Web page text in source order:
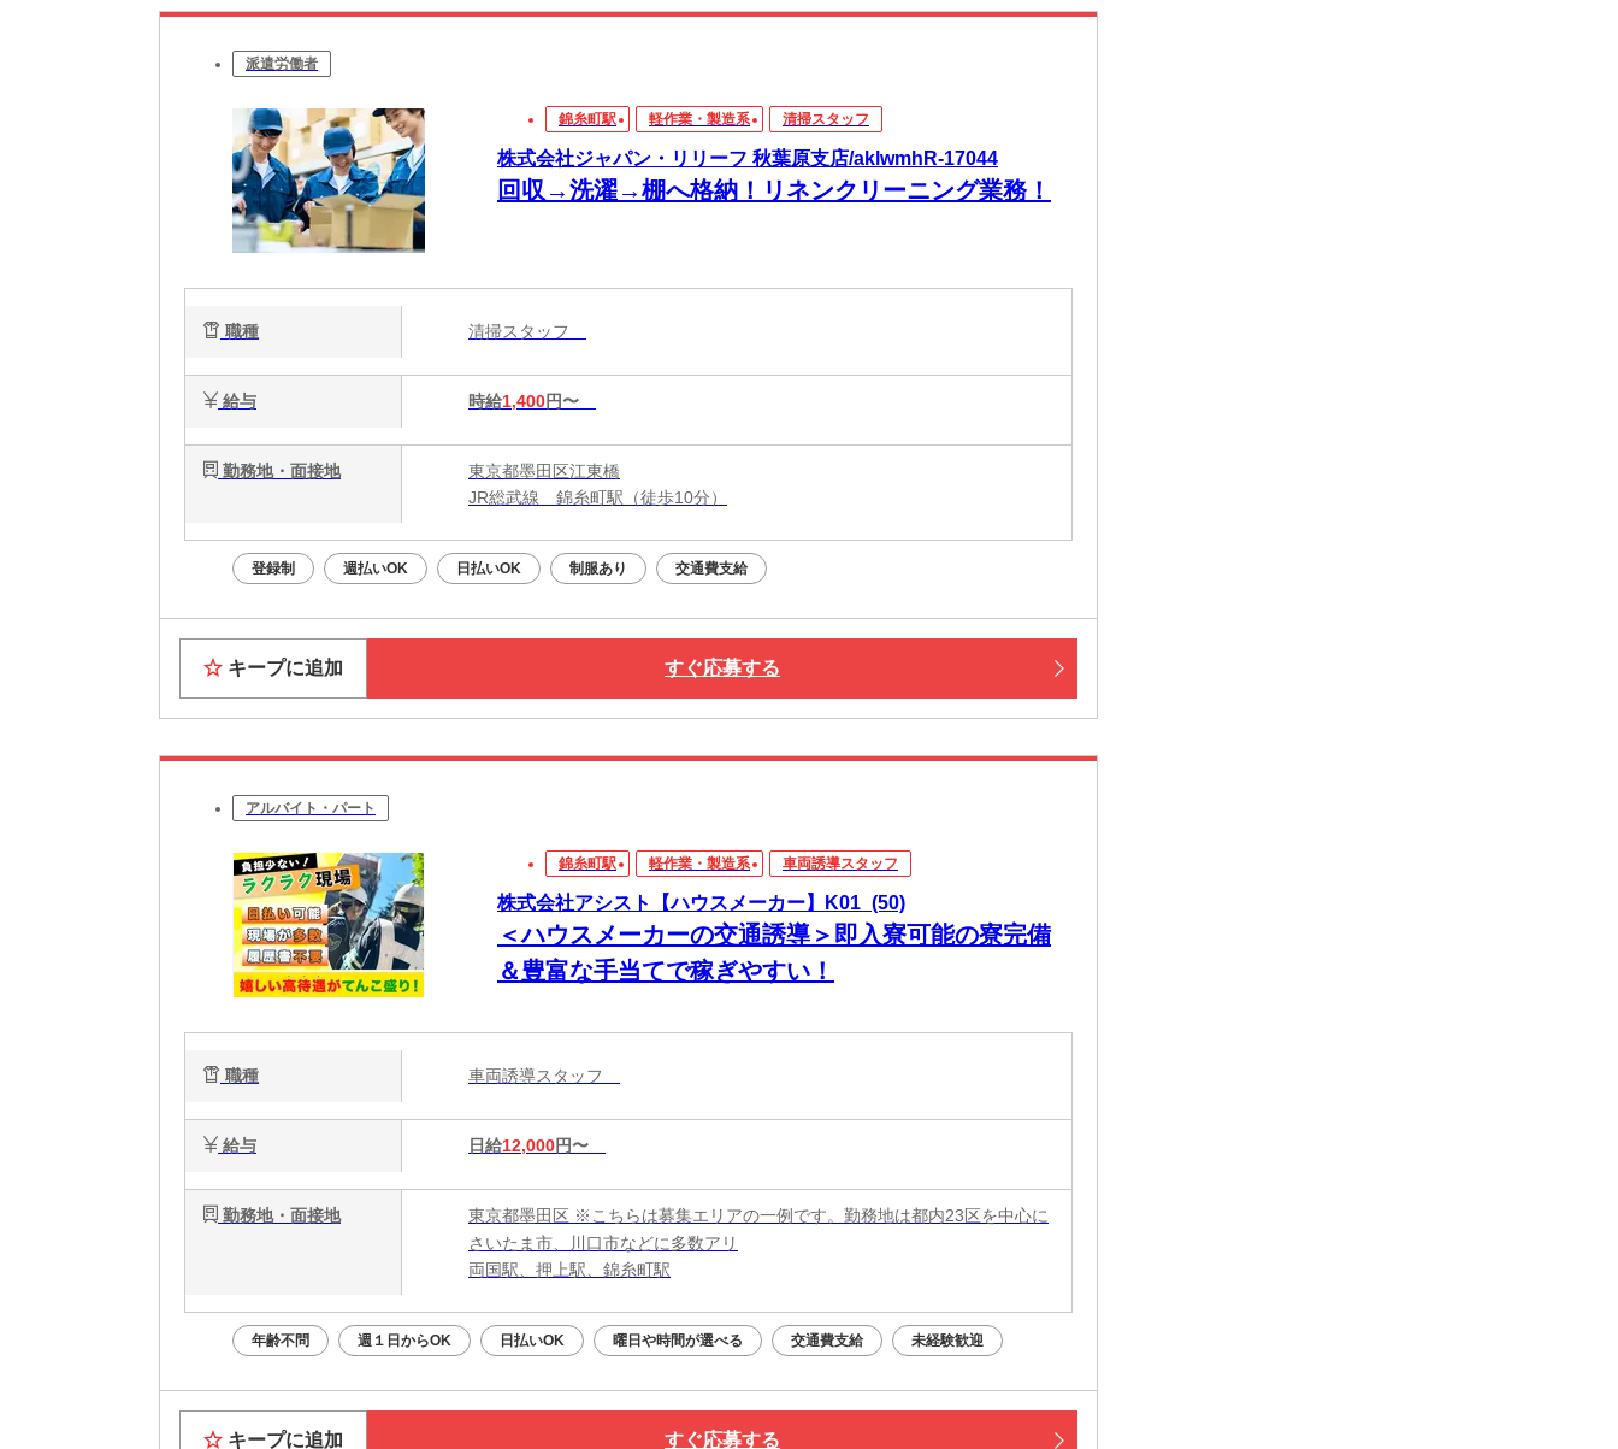
派遣労働者
錦糸町駅 軽作業・製造系 清掃スタッフ
株式会社ジャパン・リリーフ 秋葉原支店/aklwmhR-17044
回収→洗濯→棚へ格納！リネンクリーニング業務！
職種 清掃スタッフ
給与 時給1,400円〜
勤務地・面接地
東京都墨田区江東橋
JR総武線 錦糸町駅（徒歩10分）
登録制 週払いOK 日払いOK 制服あり 交通費支給
キープに追加 すぐ応募する
アルバイト・パート
錦糸町駅 軽作業・製造系 車両誘導スタッフ
株式会社アシスト【ハウスメーカー】K01_(50)
＜ハウスメーカーの交通誘導＞即入寮可能の寮完備
＆豊富な手当てで稼ぎやすい！
職種 車両誘導スタッフ
給与 日給12,000円〜
勤務地・面接地
東京都墨田区 ※こちらは募集エリアの一例です。勤務地は都内23区を中心に
さいたま市、川口市などに多数アリ
両国駅、押上駅、錦糸町駅
年齢不問 週１日からOK 日払いOK 曜日や時間が選べる 交通費支給 未経験歓迎
キープに追加 すぐ応募する